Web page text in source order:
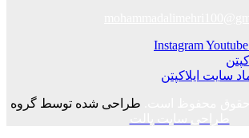
InstagramYoutube
طراحی شده توسط گروه